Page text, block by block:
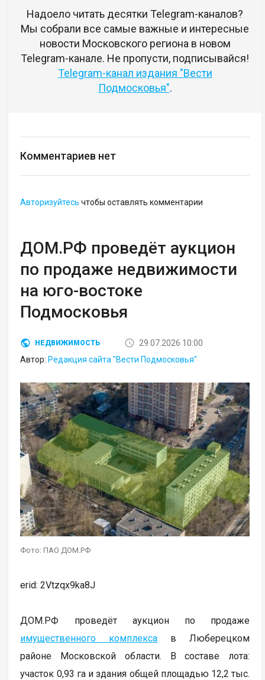
Надоело читать десятки Telegram-каналов?
Мы собрали все самые важные и интересные
новости Московского региона в новом
Telegram-канале. Не пропусти, подписывайся!
Telegram-канал издания "Вести
Подмосковья".
Комментариев нет
Авторизуйтесь чтобы оставлять комментарии
ДОМ.РФ проведёт аукцион
по продаже недвижимости
на юго-востоке
Подмосковья
НЕДВИЖИМОСТЬ
29.07.2026 10:00
Автор: Редакция сайта "Вести Подмосковья"
Фото: ПАО ДОМ.РФ
erid: 2Vtzqx9ka8J
ДОМ.РФ проведёт аукцион по продаже
имущественного комплекса в Люберецком
районе Московской области. В составе лота:
участок 0,93 га и здания общей площадью 12,2 тыс.